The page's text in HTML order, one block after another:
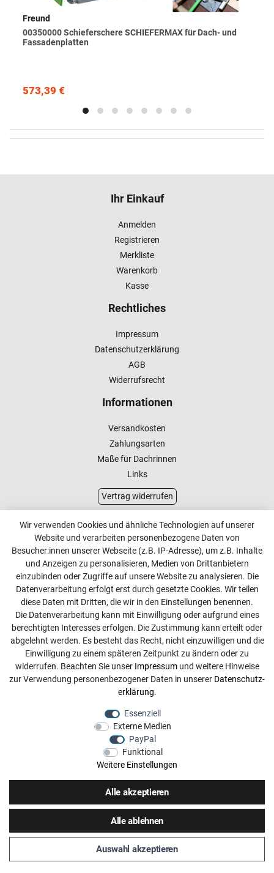
Freund
00350000 Schieferschere SCHIEFERMAX für Dach- und
Fassadenplatten
573,39 €
Ihr Einkauf
Anmelden
Registrieren
Merkliste
Warenkorb
Kasse
Rechtliches
Impressum
Datenschutzerklärung
AGB
Widerrufsrecht
Informationen
Versandkosten
Zahlungsarten
Maße für Dachrinnen
Links
Vertrag widerrufen
Kundenservice
Kontakt
Online Retourenservice
Kontakt
info@dachdecker-shop.de
+49 3501 507295
Montag - Freitag, 08:00 - 16:00
Anrufe aus dem dt. Festnetz zum Ortstarif, Preise aus dem
Mobilfunknetz ggf. abweichend (abhängig vom Provider).
Wir verwenden Cookies und ähnliche Technologien auf unserer
Website und verarbeiten personenbezogene Daten von
Besucher:innen unserer Webseite (z.B. IP-Adresse), um z.B. Inhalte
und Anzeigen zu personalisieren, Medien von Drittanbietern
einzubinden oder Zugriffe auf unsere Website zu analysieren. Die
Datenverarbeitung erfolgt erst durch gesetzte Cookies. Wir teilen
diese Daten mit Dritten, die wir in den Einstellungen benennen.
Die Datenverarbeitung kann mit Einwilligung oder aufgrund eines
berechtigten Interesses erfolgen. Die Zustimmung kann erteilt oder
abgelehnt werden. Es besteht das Recht, nicht einzuwilligen und die
Einwilligung zu einem späteren Zeitpunkt zu ändern oder zu
widerrufen. Beachten Sie unser Impressumund weitere Hinweise
zur Verwendung personenbezogener Daten in unserer Daten­schutz­
erklärung.
Essenziell
Externe Medien
PayPal
Funktional
Weitere Einstellungen
Alle akzeptieren
Alle ablehnen
Auswahl akzeptieren